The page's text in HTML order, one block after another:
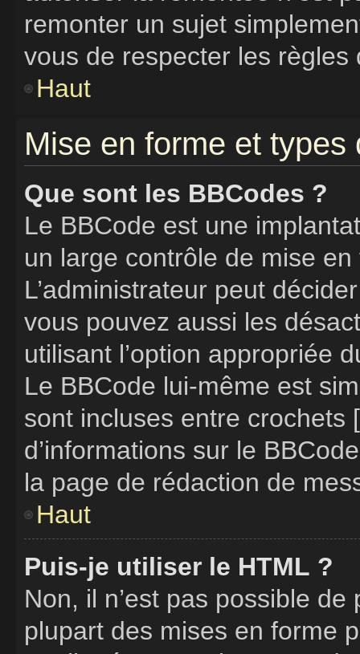
remonter un sujet
vous de respecter les
Haut
Mise en forme et types
Que sont les BBCodes ?
Le BBCode est une
un large contrôle de mise
L’administrateur peut
vous pouvez aussi les
utilisant l’option appropriée
Le BBCode lui-même est
sont incluses entre crochets
d’informations sur le
la page de rédaction de
Haut
Puis-je utiliser le HTML ?
Non, il n’est pas possible
plupart des mises en forme